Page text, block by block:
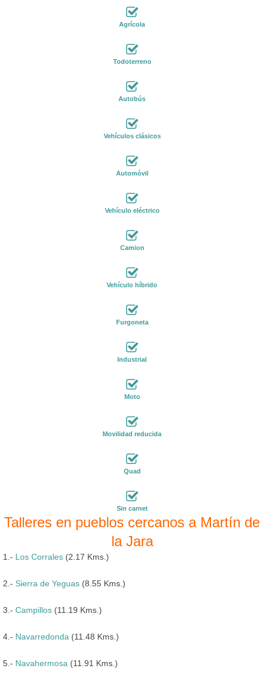
Agrícola
Todoterreno
Autobús
Vehículos clásicos
Automóvil
Vehículo eléctrico
Camion
Vehículo híbrido
Furgoneta
Industrial
Moto
Movilidad reducida
Quad
Sin carnet
Talleres en pueblos cercanos a Martín de
la Jara
1.- Los Corrales (2.17 Kms.)
2.- Sierra de Yeguas (8.55 Kms.)
3.- Campillos (11.19 Kms.)
4.- Navarredonda (11.48 Kms.)
5.- Navahermosa (11.91 Kms.)